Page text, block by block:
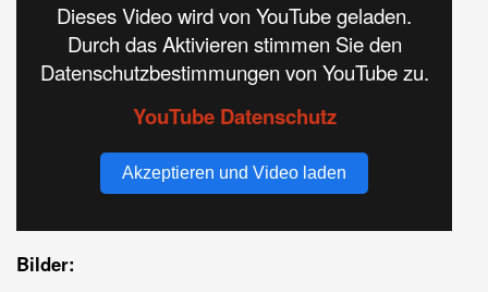
Dieses Video wird von YouTube geladen.
Durch das Aktivieren stimmen Sie den
Datenschutzbestimmungen von YouTube zu.
YouTube Datenschutz
Akzeptieren und Video laden
Bilder: